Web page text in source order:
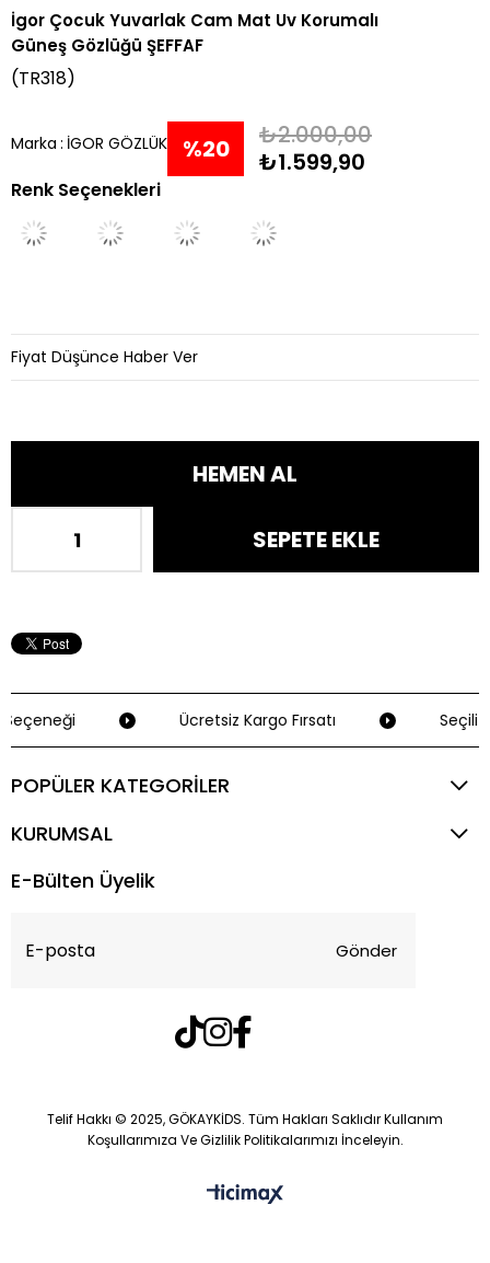
İgor Çocuk Yuvarlak Cam Mat Uv Korumalı
Güneş Gözlüğü ŞEFFAF
(TR318)
Marka : İGOR GÖZLÜK %20
₺2.000,00
₺1.599,90
Renk Seçenekleri
Fiyat Düşünce Haber Ver
Ücretsiz Kargo Fırsatı Seçili
POPÜLER KATEGORİLER
KURUMSAL
E-Bülten Üyelik
Gönder
Telif Hakkı © 2025, GÖKAYKİDS. Tüm Hakları Saklıdır Kullanım
Koşullarımıza Ve Gizlilik Politikalarımızı İnceleyin.